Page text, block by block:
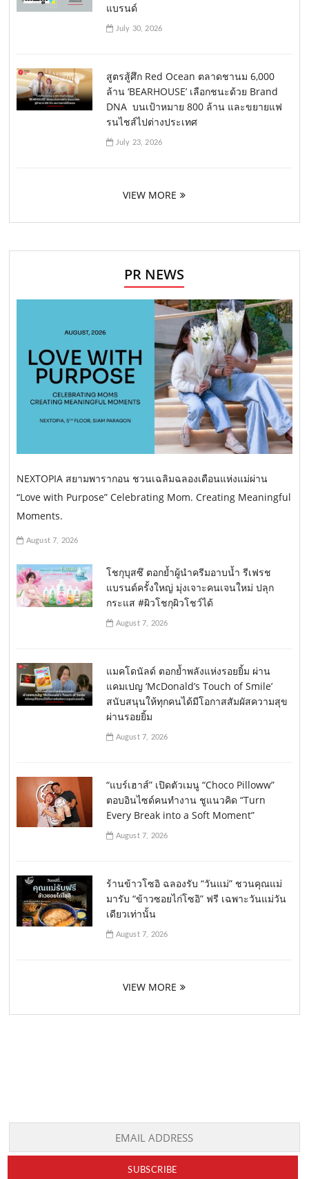
แบรนด์
July 30, 2026
สูตรสู้ศึก Red Ocean ตลาดชานม 6,000
ล้าน ‘BEARHOUSE’ เลือกชนะด้วย Brand
DNA บนเป้าหมาย 800 ล้าน และขยายแฟ
รนไชส์ไปต่างประเทศ
July 23, 2026
VIEW MORE
PR NEWS
NEXTOPIA สยามพารากอน ชวนเฉลิมฉลองเดือนแห่งแม่ผ่าน
“Love with Purpose” Celebrating Mom. Creating Meaningful
Moments.
August 7, 2026
โชกุบุสซึ ตอกย้ำผู้นำครีมอาบน้ำ รีเฟรช
แบรนด์ครั้งใหญ่ มุ่งเจาะคนเจนใหม่ ปลุก
กระแส #ผิวโชกุผิวโชว์ได้
August 7, 2026
แมคโดนัลด์ ตอกย้ำพลังแห่งรอยยิ้ม ผ่าน
แคมเปญ ‘McDonald’s Touch of Smile’
สนับสนุนให้ทุกคนได้มีโอกาสสัมผัสความสุข
ผ่านรอยยิ้ม
August 7, 2026
“แบร์เฮาส์” เปิดตัวเมนู “Choco Pilloww”
ตอบอินไซด์คนทำงาน ชูแนวคิด “Turn
Every Break into a Soft Moment”
August 7, 2026
ร้านข้าวโซอิ ฉลองรับ “วันแม่” ชวนคุณแม่
มารับ “ข้าวซอยไก่โซอิ” ฟรี เฉพาะวันแม่วัน
เดียวเท่านั้น
August 7, 2026
VIEW MORE